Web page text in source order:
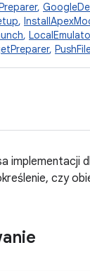
,
,
,
,
implementacji
czy